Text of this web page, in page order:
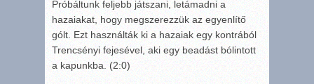
Próbáltunk feljebb játszani, letámadni a
hazaiakat, hogy megszerezzük az egyenlítő
gólt. Ezt használták ki a hazaiak egy kontrából
Trencsényi fejesével, aki egy beadást bólintott
a kapunkba. (2:0)